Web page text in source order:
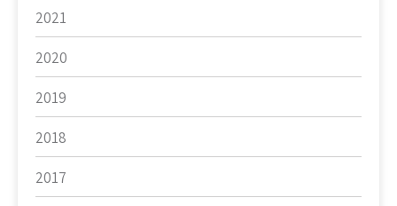
2021
2020
2019
2018
2017